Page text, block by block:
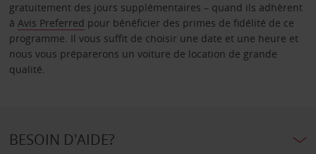
gratuitement des jours supplémentaires – quand ils adhèrent
à Avis Preferred pour bénéficier des primes de fidélité de ce
programme. Il vous suffit de choisir une date et une heure et
nous vous préparerons un voiture de location de grande
qualité.
BESOIN D'AIDE?